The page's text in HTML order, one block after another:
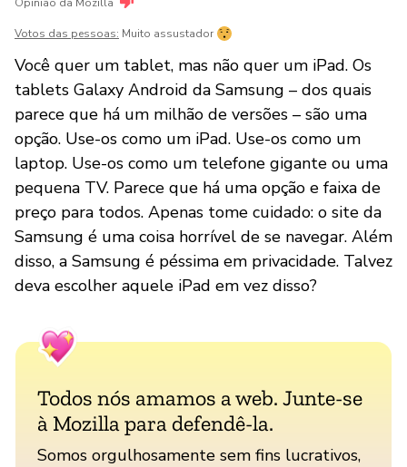
Votos das pessoas: Muito assustador
Você quer um tablet, mas não quer um iPad. Os
tablets Galaxy Android da Samsung – dos quais
parece que há um milhão de versões – são uma
opção. Use-os como um iPad. Use-os como um
laptop. Use-os como um telefone gigante ou uma
pequena TV. Parece que há uma opção e faixa de
preço para todos. Apenas tome cuidado: o site da
Samsung é uma coisa horrível de se navegar. Além
disso, a Samsung é péssima em privacidade. Talvez
deva escolher aquele iPad em vez disso?
Todos nós amamos a web. Junte-se
à Mozilla para defendê-la.
Somos orgulhosamente sem fins lucrativos,